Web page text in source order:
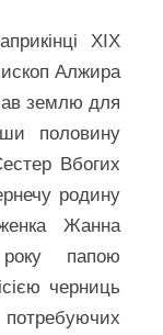
XIX
Алжира
землю для
половину
Вбогих
родину
Жанна
папою
черниць